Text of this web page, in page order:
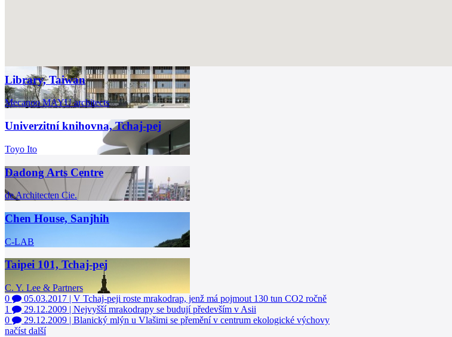
Library, Taiwan
Mecanoo MAYU architects
Univerzitní knihovna, Tchaj-pej
Toyo Ito
Dadong Arts Centre
de Architecten Cie.
Chen House, Sanjhih
C-LAB
Taipei 101, Tchaj-pej
C. Y. Lee & Partners
0
05.03.2017 | V Tchaj-peji roste mrakodrap, jenž má pojmout 130 tun CO2 ročně
1
29.12.2009 | Nejvyšší mrakodrapy se budují především v Asii
0
29.12.2009 | Blanický mlýn u Vlašimi se přemění v centrum ekologické výchovy
načíst další